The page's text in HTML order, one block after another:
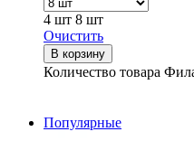
4 шт 8 шт
Очистить
В корзину
Количество товара
Популярные